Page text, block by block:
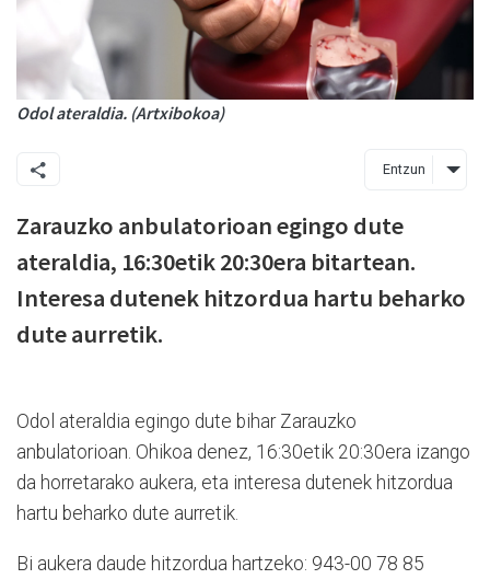
Odol ateraldia. (Artxibokoa)
Entzun
Zarauzko anbulatorioan egingo dute
ateraldia, 16:30etik 20:30era bitartean.
Interesa dutenek hitzordua hartu beharko
dute aurretik.
Odol ateraldia egingo dute bihar Zarauzko
anbulatorioan. Ohikoa denez, 16:30etik 20:30era izango
da horretarako aukera, eta interesa dutenek hitzordua
hartu beharko dute aurretik.
Bi aukera daude hitzordua hartzeko: 943-00 78 85